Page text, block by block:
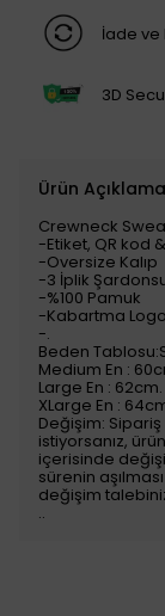
İade ve
3D
Ürün
Crewneck
-Etiket, QR kod
-Oversize Kalıp
-3 İplik
-%100 Pamuk
-Kabartma Logo
-.
Beden
Medium En :
Large En :
XLarge En :
Değişim:
istiyorsanız,
içerisinde
sürenin
değişim
..